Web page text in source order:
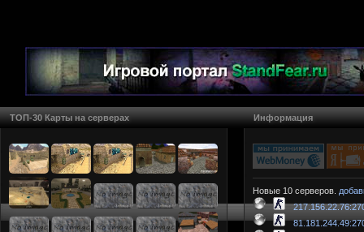
ТОП-30 Карты на серверах Информация
Новые 10 серверов.